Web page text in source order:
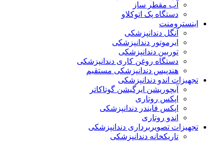
آب مقطر ساز
دستگاه پک اتوکلاو
اینسترومنت
آنگل دندانپزشکی
ایرموتور دندانپزشکی
توربین دندانپزشکی
دستگاه روغن کاری دندانپزشکی
هندپیس دندانپزشکی مستقیم
تجهیزات اندو دندانپزشکی
آبچوریشن ایرگیشن گوتاکاتر
اپکس روتاری
اپکس فایندر دندانپزشکی
اندو روتاری
تجهیزات تصویربرداری دندانپزشکی
تاریکخانه دندانپزشکی